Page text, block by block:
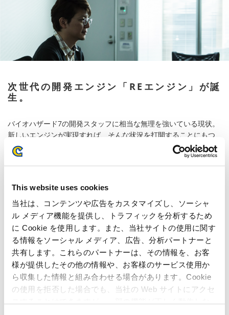
This website uses cookies
当社は、コンテンツや広告をカスタマイズし、ソーシャ
ル メディア機能を提供し、トラフィックを分析するため
に Cookie を使用します。また、当社サイトの使用に関す
る情報をソーシャル メディア、広告、分析パートナーと
共有します。これらのパートナーは、その情報を、お客
様が提供したその他の情報や、お客様のサービス使用か
ら収集した情報と組み合わせる場合があります。Cookie
の使用を拒否した場合でも、当社の Web サイトにアクセ
次世代の開発エンジン「REエンジン」が誕
生。
バイオハザード7の開発スタッフに相当な無理を強いている現状。
新しいエンジンが実現すれば、そんな状況を打開することにもつ
ながる。技術開発部と検討を重ね、既存のエンジンにブラッシュ
アップを重ねていった。そして―
がつくれますよね」
「まさか、これほどのエンジンをつくってもらえるとはね。きっ
と今の開発現場に劇的な変化が起きると思うよ」と竹内。
飽くなき追求の果てに完成したエンジンは、完全アセットベース
で、フォトリアリズムの高い映像を実現できるものに仕上がっ
た。次世代機のゲーム開発に必要な要件をすべて盛り込んだ上
で、VRゲームの制作にも最適化されており、何よりもリテイクの
多い開発スタイルを十分に考慮した仕様となっている。既存のエ
ンジンの改良を行ってきたつもりが、既にこれまでのどのエンジ
ンともまったく異なるものに仕上がっていた。